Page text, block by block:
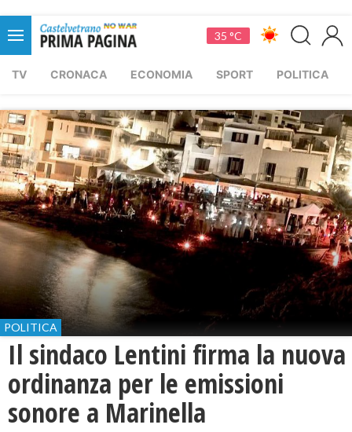
35 °C
TV CRONACA ECONOMIA SPORT POLITICA
POLITICA
Il sindaco Lentini firma la nuova
ordinanza per le emissioni
sonore a Marinella